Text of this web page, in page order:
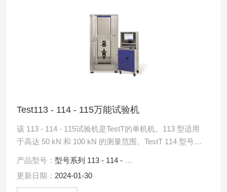
Test113 - 114 - 115万能试验机
该 113 - 114 - 115试验机是TestT的单机机。113 型适用
于高达 50 kN 和 100 kN 的测量范围。TestT 114 型号设
产品型号：型号系列 113 - 114 - 115
更新日期： 2024-01-30